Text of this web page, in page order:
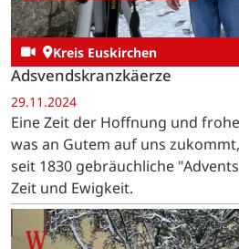
Kreis Euskirchen
Adsvendskranzkäerze
29.11.2024
Eine Zeit der Hoffnung und
was an Gutem auf uns
seit 1830 gebräuchliche
Zeit und Ewigkeit.